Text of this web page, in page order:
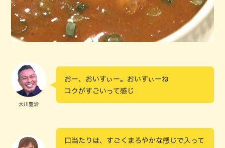
大川豊治
おー、おいすぃー。おいすぃーね
コクがすごいって感じ
口当たりは、すごくまろやかな感じで入って